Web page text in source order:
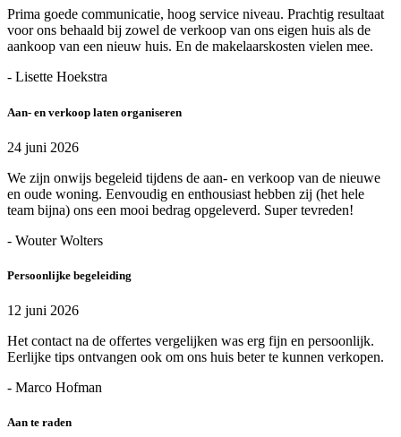
Prima goede communicatie, hoog service niveau. Prachtig resultaat
voor ons behaald bij zowel de verkoop van ons eigen huis als de
aankoop van een nieuw huis. En de makelaarskosten vielen mee.
- Lisette Hoekstra
Aan- en verkoop laten organiseren
24 juni 2026
We zijn onwijs begeleid tijdens de aan- en verkoop van de nieuwe
en oude woning. Eenvoudig en enthousiast hebben zij (het hele
team bijna) ons een mooi bedrag opgeleverd. Super tevreden!
- Wouter Wolters
Persoonlijke begeleiding
12 juni 2026
Het contact na de offertes vergelijken was erg fijn en persoonlijk.
Eerlijke tips ontvangen ook om ons huis beter te kunnen verkopen.
- Marco Hofman
Aan te raden